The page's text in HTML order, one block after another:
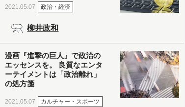
2021.05.07 政治・経済
柳井政和
漫画『進撃の巨人』で政治の
エッセンスを。 良質なエンタ
ーテイメントは「政治離れ」
の処方箋
2021.05.07 カルチャー・スポーツ